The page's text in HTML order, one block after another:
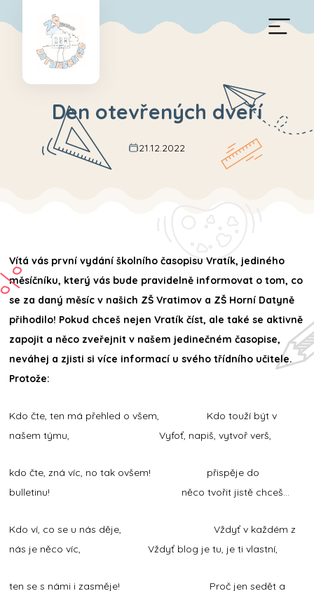
Den otevřených dveří
21.12.2022
Vítá vás první vydání školního časopisu Vratík, jediného
měsíčníku, který vás bude pravidelně informovat o tom, co
se za daný měsíc v našich ZŠ Vratimov a ZŠ Horní Datyně
přihodilo! Pokud chceš nejen Vratík číst, ale také se aktivně
zapojit a něco zveřejnit v našem jedinečném časopise,
neváhej a zjisti si více informací u svého třídního učitele.
Protože:
Kdo čte, ten má přehled o všem, Kdo touží být v
našem týmu, Vyfoť, napiš, vytvoř verš,
kdo čte, zná víc, no tak ovšem! přispěje do
bulletinu! něco tvořit jistě chceš...
Kdo ví, co se u nás děje, Vždyť v každém z
nás je něco víc, Vždyť blog je tu, je ti vlastní,
ten se s námi i zasměje! Proč jen sedět a